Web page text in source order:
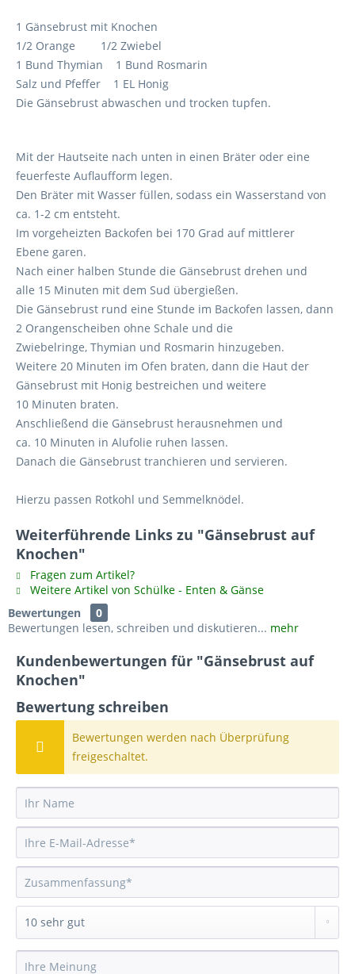
1 Gänsebrust mit Knochen
1/2 Orange 1/2 Zwiebel
1 Bund Thymian 1 Bund Rosmarin
Salz und Pfeffer 1 EL Honig
Die Gänsebrust abwaschen und trocken tupfen.
Mit der Hautseite nach unten in einen Bräter oder eine
feuerfeste Auflaufform legen.
Den Bräter mit Wasser füllen, sodass ein Wasserstand von
ca. 1-2 cm entsteht.
Im vorgeheizten Backofen bei 170 Grad auf mittlerer
Ebene garen.
Nach einer halben Stunde die Gänsebrust drehen und
alle 15 Minuten mit dem Sud übergießen.
Die Gänsebrust rund eine Stunde im Backofen lassen, dann
2 Orangenscheiben ohne Schale und die
Zwiebelringe, Thymian und Rosmarin hinzugeben.
Weitere 20 Minuten im Ofen braten, dann die Haut der
Gänsebrust mit Honig bestreichen und weitere
10 Minuten braten.
Anschließend die Gänsebrust herausnehmen und
ca. 10 Minuten in Alufolie ruhen lassen.
Danach die Gänsebrust tranchieren und servieren.
Hierzu passen Rotkohl und Semmelknödel.
Weiterführende Links zu "Gänsebrust auf
Knochen"
Fragen zum Artikel?
Weitere Artikel von Schülke - Enten & Gänse
Bewertungen
0
Bewertungen lesen, schreiben und diskutieren... mehr
Kundenbewertungen für "Gänsebrust auf
Knochen"
Bewertung schreiben
Bewertungen werden nach Überprüfung
freigeschaltet.